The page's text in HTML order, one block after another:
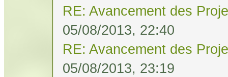
RE: Avancement des
05/08/2013, 22:40
RE: Avancement des
05/08/2013, 23:19